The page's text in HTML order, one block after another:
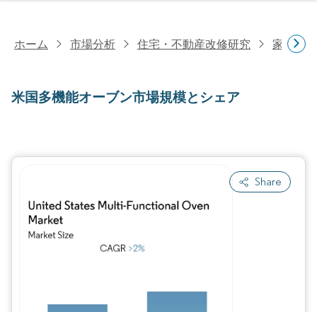
ホーム 市場分析 住宅・不動産改修研究 家電研究
米国多機能オーブン市場規模とシェア
Share